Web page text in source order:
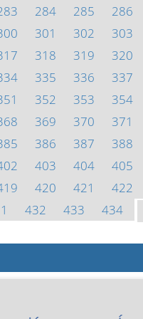
284 285 286
301 302 303
318 319 320
335 336 337
352 353 354
369 370 371
386 387 388
403 404 405
420 421 422
432 433 434